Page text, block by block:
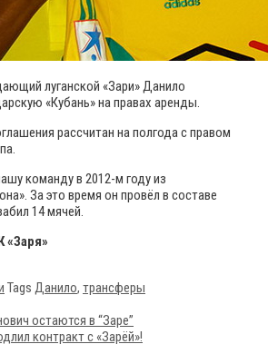
луганской «Зари» Данило
«Кубань» на правах аренды.
рассчитан на полгода с правом
команду в 2012-м году из
За это время он провёл в составе
14 мячей.
Tags Данило, трансферы
остаются в “Заре”
контракт с «Зарёй»!